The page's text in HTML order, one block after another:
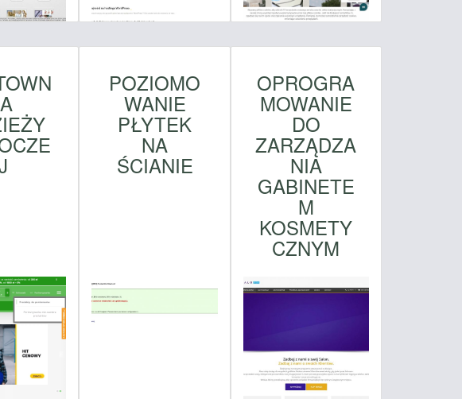
POZIOMO
WANIE
PŁYTEK
NA
ŚCIANIE
OPROGRA
MOWANIE
DO
ZARZĄDZA
NIA
GABINETE
M
KOSMETY
CZNYM